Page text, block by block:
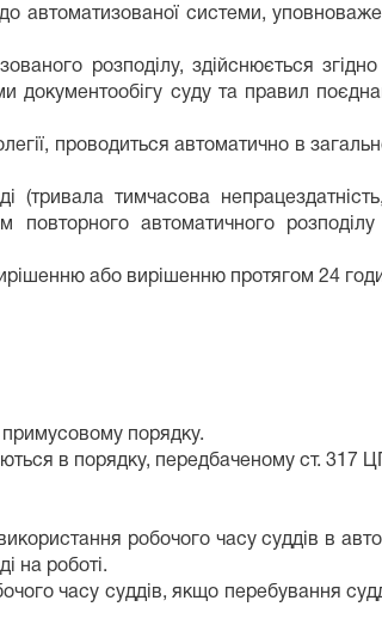
до автоматизованої системи,
розподілу, здійснюється
документообігу суду та правил
проводиться автоматично в
тимчасова
автоматичного розподілу
або вирішенню протягом 24
примусовому порядку.
в порядку, передбаченому ст. 317
робочого часу суддів в
на роботі.
часу суддів, якщо перебування